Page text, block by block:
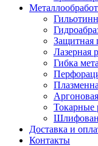
Защитная
Лазерная
Гибка
Токарные
Доставка и
Контакты